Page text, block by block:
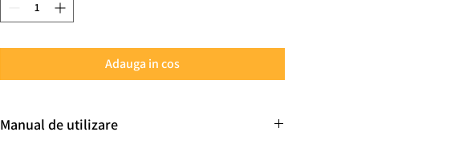
Adauga in cos
Manual de utilizare